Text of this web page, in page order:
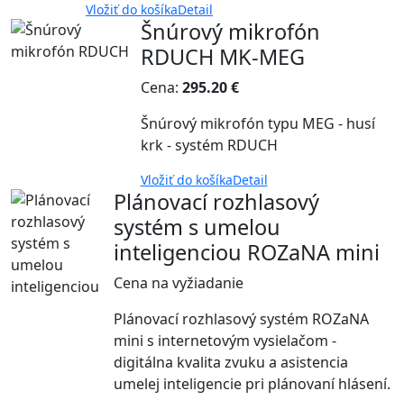
Vložiť do košíkaDetail
Šnúrový mikrofón
RDUCH MK-MEG
Cena: 295.20 €
Šnúrový mikrofón typu MEG - husí
krk - systém RDUCH
Vložiť do košíkaDetail
Plánovací rozhlasový
systém s umelou
inteligenciou ROZaNA mini
Cena na vyžiadanie
Plánovací rozhlasový systém ROZaNA
mini s internetovým vysielačom -
digitálna kvalita zvuku a asistencia
umelej inteligencie pri plánovaní hlásení.